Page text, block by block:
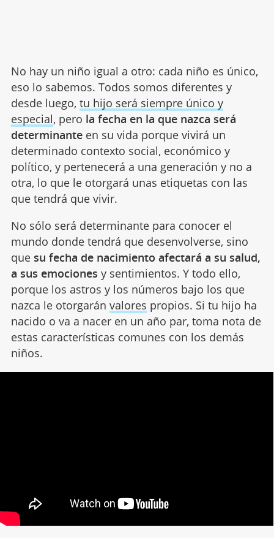
No hay un niño igual a otro: cada niño es único,
eso lo sabemos. Todos somos diferentes y
desde luego, tu hijo será siempre único y
especial, pero la fecha en la que nazca será
determinanteen su vida porque vivirá un
determinado contexto social, económico y
político, y pertenecerá a una generación y no a
otra, lo que le otorgará unas etiquetas con las
que tendrá que vivir.
No sólo será determinante para conocer el
mundo donde tendrá que desenvolverse, sino
que su fecha de nacimiento afectará a su salud,
a sus emociones y sentimientos. Y todo ello,
porque los astros y los números bajo los que
nazca le otorgarán valores propios. Si tu hijo ha
nacido o va a nacer en un año par, toma nota de
estas características comunes con los demás
niños.